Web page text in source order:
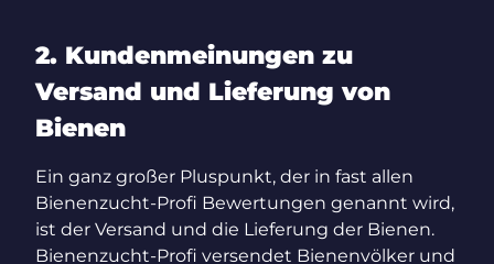
2. Kundenmeinungen zu
Versand und Lieferung von
Bienen
Ein ganz großer Pluspunkt, der in fast allen
Bienenzucht-Profi Bewertungen genannt wird,
ist der Versand und die Lieferung der Bienen.
Bienenzucht-Profi versendet Bienenvölker und